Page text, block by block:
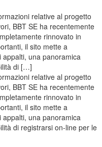
relative al progetto
BBT SE ha recentemente
rinnovato in
il sito mette a
una panoramica
di […]
relative al progetto
BBT SE ha recentemente
rinnovato in
il sito mette a
una panoramica
di registrarsi on-line per le